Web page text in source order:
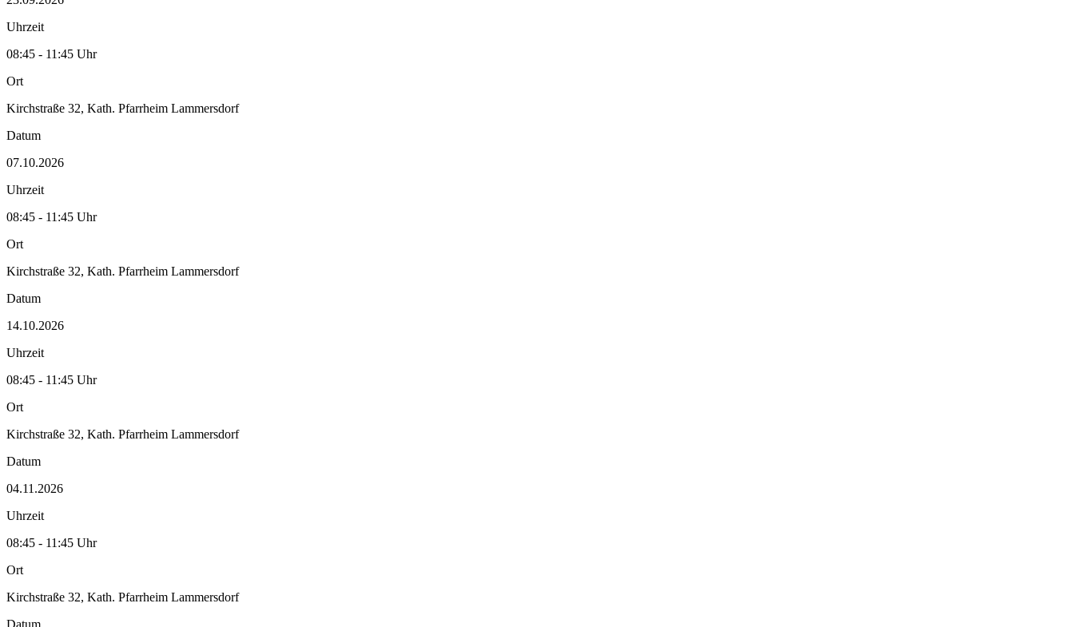
Uhrzeit
08:45 - 11:45 Uhr
Ort
Kirchstraße 32, Kath. Pfarrheim Lammersdorf
Datum
07.10.2026
Uhrzeit
08:45 - 11:45 Uhr
Ort
Kirchstraße 32, Kath. Pfarrheim Lammersdorf
Datum
14.10.2026
Uhrzeit
08:45 - 11:45 Uhr
Ort
Kirchstraße 32, Kath. Pfarrheim Lammersdorf
Datum
04.11.2026
Uhrzeit
08:45 - 11:45 Uhr
Ort
Kirchstraße 32, Kath. Pfarrheim Lammersdorf
Datum